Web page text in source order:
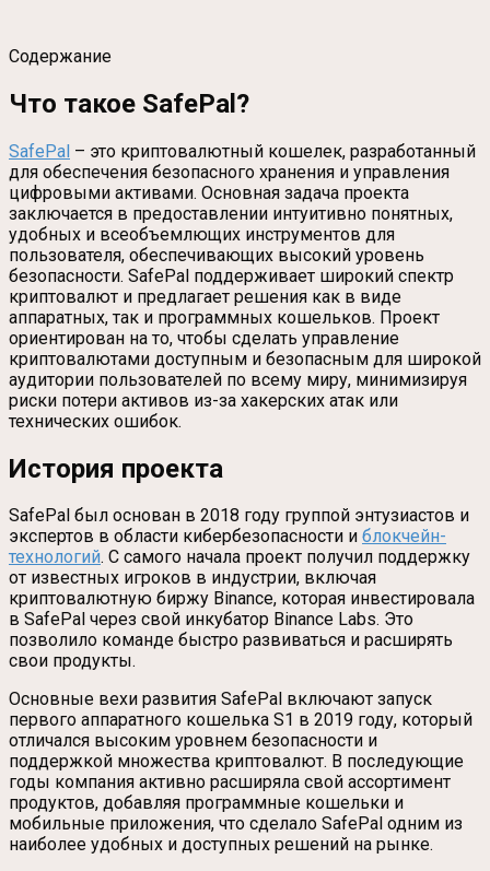
Содержание
Что такое SafePal?
SafePal – это криптовалютный кошелек, разработанный
для обеспечения безопасного хранения и управления
цифровыми активами. Основная задача проекта
заключается в предоставлении интуитивно понятных,
удобных и всеобъемлющих инструментов для
пользователя, обеспечивающих высокий уровень
безопасности. SafePal поддерживает широкий спектр
криптовалют и предлагает решения как в виде
аппаратных, так и программных кошельков. Проект
ориентирован на то, чтобы сделать управление
криптовалютами доступным и безопасным для широкой
аудитории пользователей по всему миру, минимизируя
риски потери активов из-за хакерских атак или
технических ошибок.
История проекта
SafePal был основан в 2018 году группой энтузиастов и
экспертов в области кибербезопасности и блокчейн-
технологий. С самого начала проект получил поддержку
от известных игроков в индустрии, включая
криптовалютную биржу Binance, которая инвестировала
в SafePal через свой инкубатор Binance Labs. Это
позволило команде быстро развиваться и расширять
свои продукты.
Основные вехи развития SafePal включают запуск
первого аппаратного кошелька S1 в 2019 году, который
отличался высоким уровнем безопасности и
поддержкой множества криптовалют. В последующие
годы компания активно расширяла свой ассортимент
продуктов, добавляя программные кошельки и
мобильные приложения, что сделало SafePal одним из
наиболее удобных и доступных решений на рынке.